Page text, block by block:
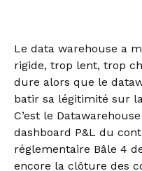
Le data warehouse a
rigide, trop lent, trop
dure alors que le
batir sa légitimité sur
C’est le
dashboard P&L du
réglementaire Bâle 4
encore la clôture des